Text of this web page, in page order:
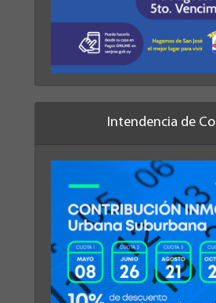
Intendencia de